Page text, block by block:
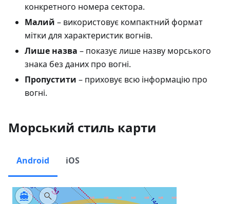
конкретного номера сектора.
Малий – використовує компактний формат
мітки для характеристик вогнів.
Лише назва – показує лише назву морського
знака без даних про вогні.
Пропустити – приховує всю інформацію про
вогні.
Морський стиль карти
Android iOS